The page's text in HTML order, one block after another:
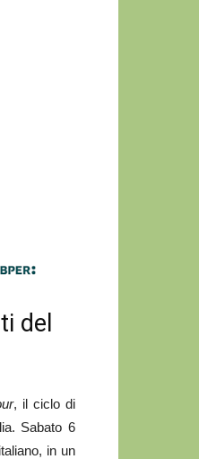
del
, il ciclo di
Sabato 6
in un